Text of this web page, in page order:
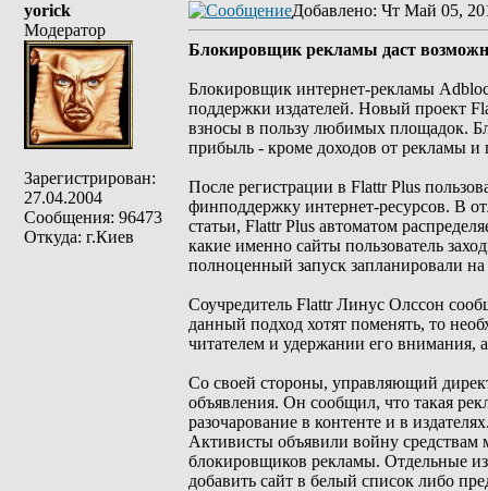
yorick
Модератор
Зарегистрирован:
27.04.2004
Сообщения: 96473
Откуда: г.Киев
Добавлено: Чт Май 05,
Блокировщик рекламы даст
Блокировщик интернет-рекламы
поддержки издателей. Новый проект
взносы в пользу любимых площадок.
прибыль - кроме доходов от рекламы и
После регистрации в Flattr Plus
финподдержку интернет-ресурсов. В
статьи, Flattr Plus автоматом
какие именно сайты пользователь
полноценный запуск запланировали на
Соучредитель Flattr Линус Олссон
данный подход хотят поменять, то
читателем и удержании его внимания,
Со своей стороны, управляющий
объявления. Он сообщил, что такая
разочарование в контенте и в
Активисты объявили войну средствам
блокировщиков рекламы. Отдельные
добавить сайт в белый список либо